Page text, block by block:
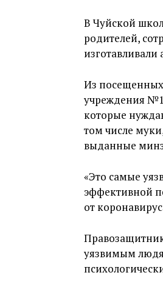
В Чуйской
родителей,
изготавливали
Из
учреждения
которые
том числе
выданные
«Это самые
эффективной
от
уязвимым